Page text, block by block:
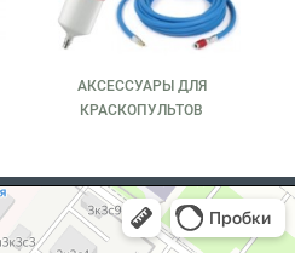
АКСЕССУАРЫ ДЛЯ
КРАСКОПУЛЬТОВ